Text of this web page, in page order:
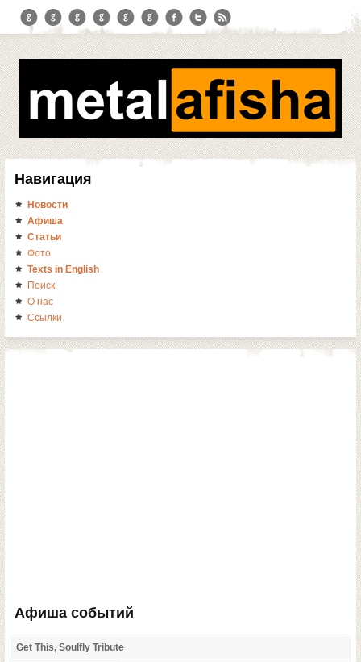
Навигация
Новости
Афиша
Статьи
Фото
Texts in English
Поиск
О нас
Ссылки
Афиша событий
Get This, Soulfly Tribute